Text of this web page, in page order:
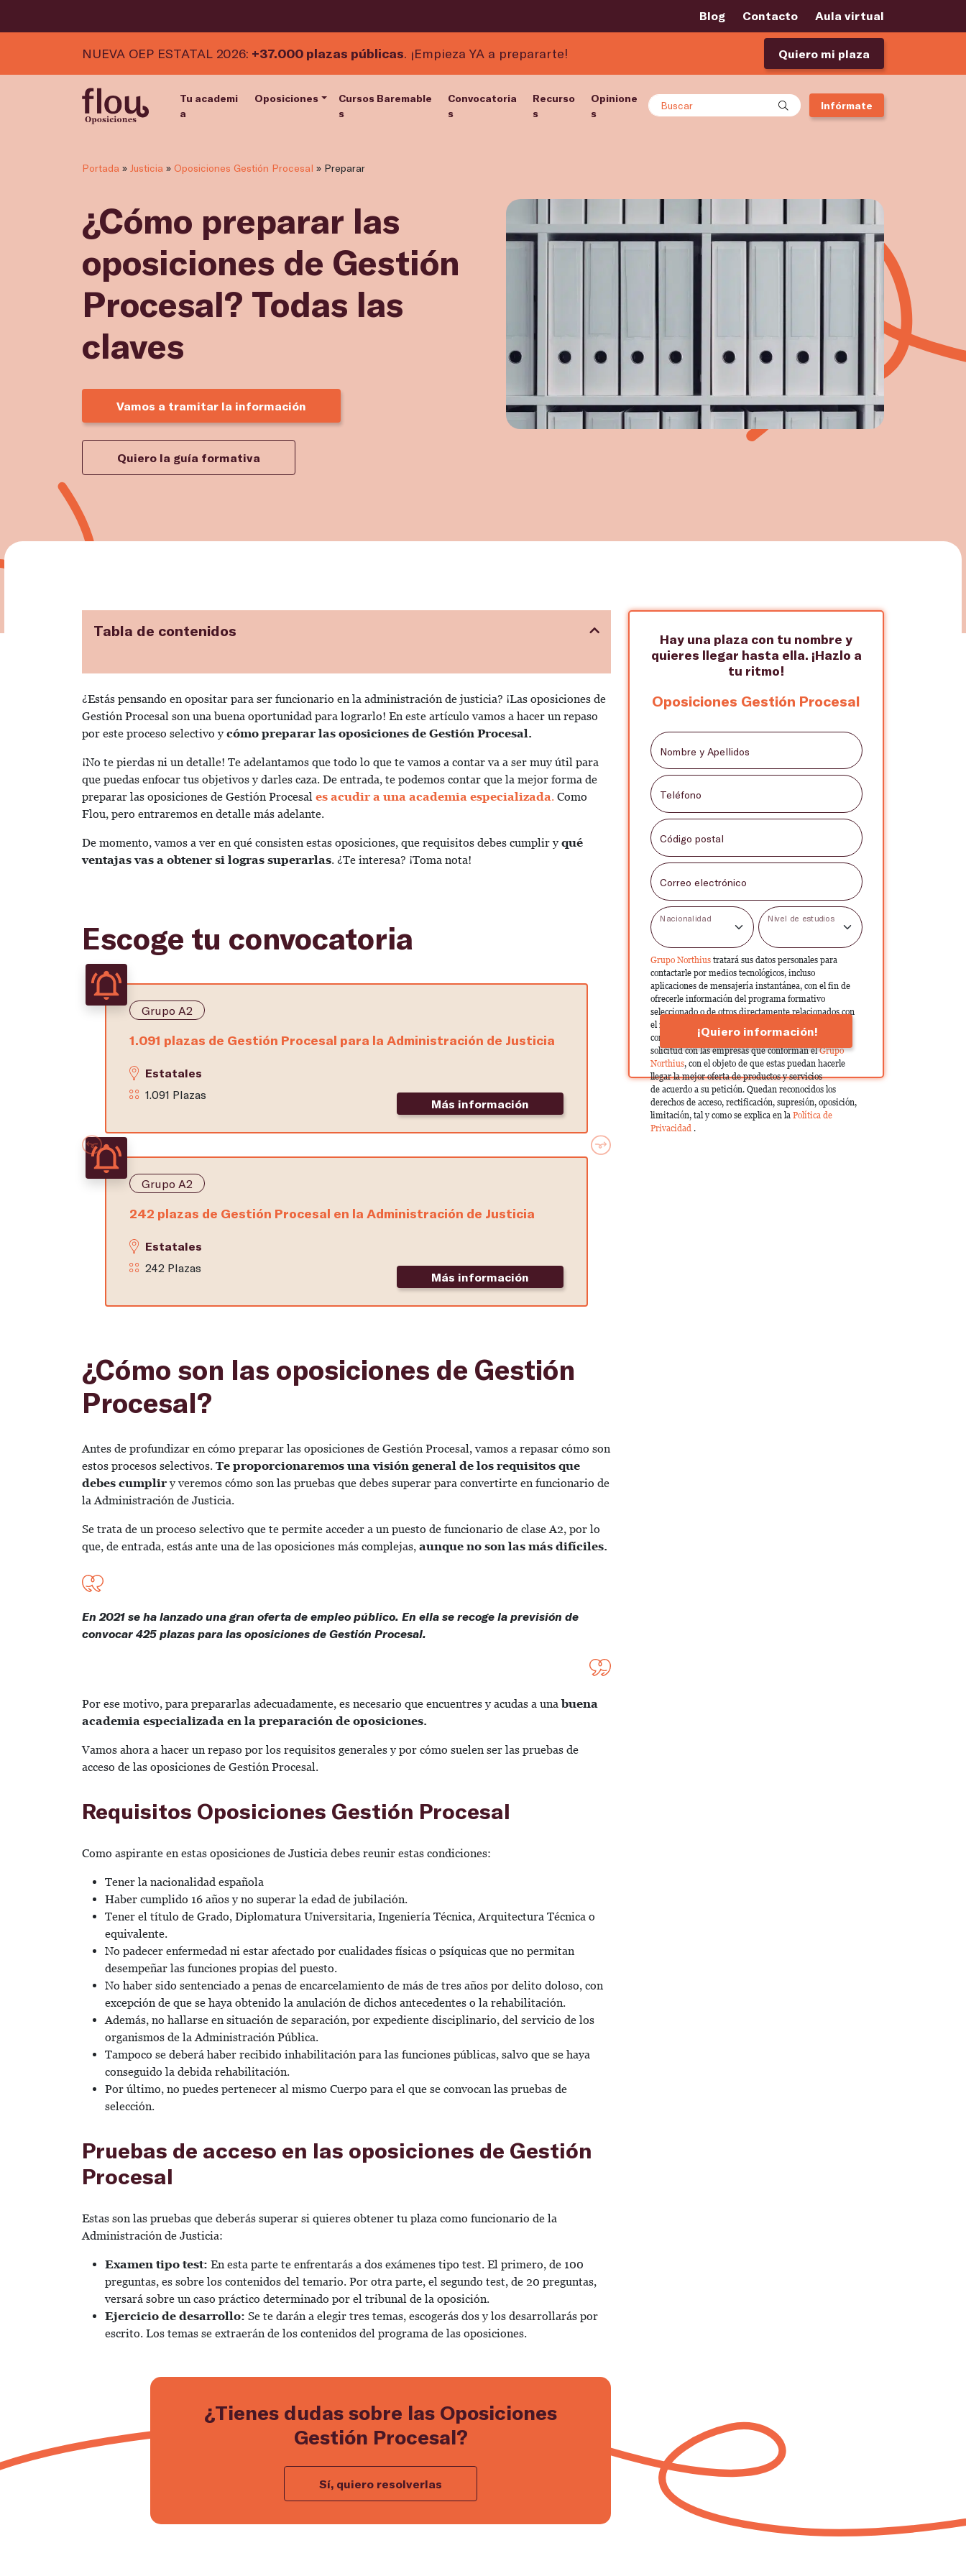
Blog Contacto Aula virtual
NUEVA OEP ESTATAL 2026: +37.000 plazas públicas. ¡Empieza YA a prepararte! Quiero mi plaza
Tu academi
a
Oposiciones
Cursos Baremable
s
Convocatoria
s
Recurso
s
Opinione
s
Buscar Infórmate
Portada » Justicia » Oposiciones Gestión Procesal » Preparar
¿Cómo preparar las
oposiciones de Gestión
Procesal? Todas las
claves
Vamos a tramitar la información
Quiero la guía formativa
Tabla de contenidos
¿Estás pensando en opositar para ser funcionario en la administración de justicia? ¡Las oposiciones de
Gestión Procesal son una buena oportunidad para lograrlo! En este artículo vamos a hacer un repaso
por este proceso selectivo y cómo preparar las oposiciones de Gestión Procesal.
¡No te pierdas ni un detalle! Te adelantamos que todo lo que te vamos a contar va a ser muy útil para
que puedas enfocar tus objetivos y darles caza. De entrada, te podemos contar que la mejor forma de
preparar las oposiciones de Gestión Procesal es acudir a una academia especializada. Como
Flou, pero entraremos en detalle más adelante.
De momento, vamos a ver en qué consisten estas oposiciones, que requisitos debes cumplir y qué
ventajas vas a obtener si logras superarlas. ¿Te interesa? ¡Toma nota!
Escoge tu convocatoria
Grupo A2
1.091 plazas de Gestión Procesal para la Administración de Justicia
Estatales
1.091 Plazas
Más información
Grupo A2
242 plazas de Gestión Procesal en la Administración de Justicia
Estatales
242 Plazas
Más información
¿Cómo son las oposiciones de Gestión
Procesal?
Antes de profundizar en cómo preparar las oposiciones de Gestión Procesal, vamos a repasar cómo son
estos procesos selectivos. Te proporcionaremos una visión general de los requisitos que
debes cumpliry veremos cómo son las pruebas que debes superar para convertirte en funcionario de
la Administración de Justicia.
Se trata de un proceso selectivo que te permite acceder a un puesto de funcionario de clase A2, por lo
que, de entrada, estás ante una de las oposiciones más complejas, aunque no son las más difíciles.
En 2021 se ha lanzado una gran oferta de empleo público. En ella se recoge la previsión de
convocar 425 plazas para las oposiciones de Gestión Procesal.
Por ese motivo, para prepararlas adecuadamente, es necesario que encuentres y acudas a unabuena
academia especializada en la preparación de oposiciones.
Vamos ahora a hacer un repaso por los requisitos generales y por cómo suelen ser las pruebas de
acceso de las oposiciones de Gestión Procesal.
Requisitos Oposiciones Gestión Procesal
Como aspirante en estas oposiciones de Justicia debes reunir estas condiciones:
Tener la nacionalidad española
Haber cumplido 16 años y no superar la edad de jubilación.
Tener el título de Grado, Diplomatura Universitaria, Ingeniería Técnica, Arquitectura Técnica o
equivalente.
No padecer enfermedad ni estar afectado por cualidades físicas o psíquicas que no permitan
desempeñar las funciones propias del puesto.
No haber sido sentenciado a penas de encarcelamiento de más de tres años por delito doloso, con
excepción de que se haya obtenido la anulación de dichos antecedentes o la rehabilitación.
Además, no hallarse en situación de separación, por expediente disciplinario, del servicio de los
organismos de la Administración Pública.
Tampoco se deberá haber recibido inhabilitación para las funciones públicas, salvo que se haya
conseguido la debida rehabilitación.
Por último, no puedes pertenecer al mismo Cuerpo para el que se convocan las pruebas de
selección.
Pruebas de acceso en las oposiciones de Gestión
Procesal
Estas son las pruebas que deberás superar si quieres obtener tu plaza como funcionario de la
Administración de Justicia:
Examen tipo test: En esta parte te enfrentarás a dos exámenes tipo test. El primero, de 100
preguntas, es sobre los contenidos del temario. Por otra parte, el segundo test, de 20 preguntas,
versará sobre un caso práctico determinado por el tribunal de la oposición.
Ejercicio de desarrollo: Se te darán a elegir tres temas, escogerás dos y los desarrollarás por
escrito. Los temas se extraerán de los contenidos del programa de las oposiciones.
Hay una plaza con tu nombre y
quieres llegar hasta ella. ¡Hazlo a
tu ritmo!
Oposiciones Gestión Procesal
Nombre y Apellidos
Teléfono
Código postal
Correo electrónico
Nacionalidad Nivel de estudios
Grupo Northius tratará sus datos personales para
contactarle por medios tecnológicos, incluso
aplicaciones de mensajería instantánea, con el fin de
ofrecerle información del programa formativo
seleccionado o de otros directamente relacionados con
el interés manifestado y, en su caso, para tramitar la
contratación correspondiente. Compartiremos su
solicitud con las empresas que conforman elGrupo
Northius, con el objeto de que estas puedan hacerle
llegar la mejor oferta de productos y servicios
de acuerdo a su petición. Quedan reconocidos los
derechos de acceso, rectificación, supresión, oposición,
limitación, tal y como se explica en la Política de
Privacidad .
¡Quiero información!
¿Tienes dudas sobre las Oposiciones
Gestión Procesal?
Sí, quiero resolverlas